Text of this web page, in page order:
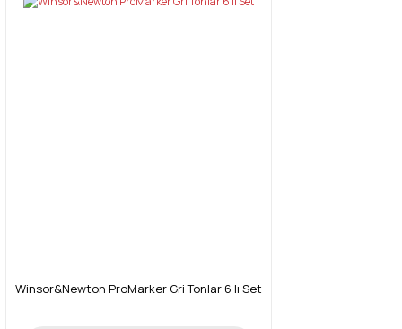
Winsor&Newton ProMarker Gri Tonlar 6 lı Set